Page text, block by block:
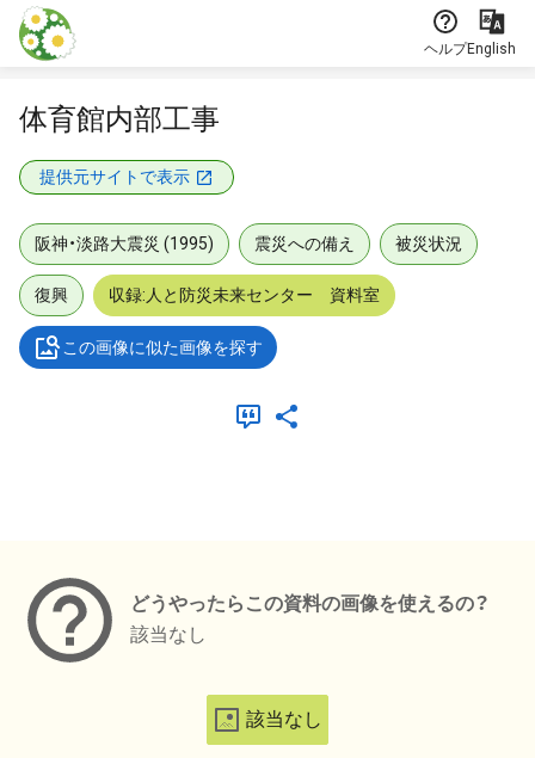
本文に飛ぶ
ヘルプEnglish
体育館内部工事
提供元サイトで表示
阪神・淡路大震災 (1995) 震災への備え 被災状況
復興 収録:人と防災未来センター 資料室
この画像に似た画像を探す
どうやったらこの資料の画像を使えるの？
該当なし
該当なし